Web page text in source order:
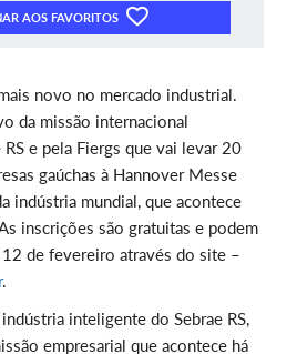
AOS FAVORITOS
novo no mercado industrial.
da missão internacional
e pela Fiergs que vai levar 20
gaúchas à Hannover Messe
indústria mundial, que acontece
inscrições são gratuitas e podem
de fevereiro através do site –
.
inteligente do Sebrae RS,
empresarial que acontece há